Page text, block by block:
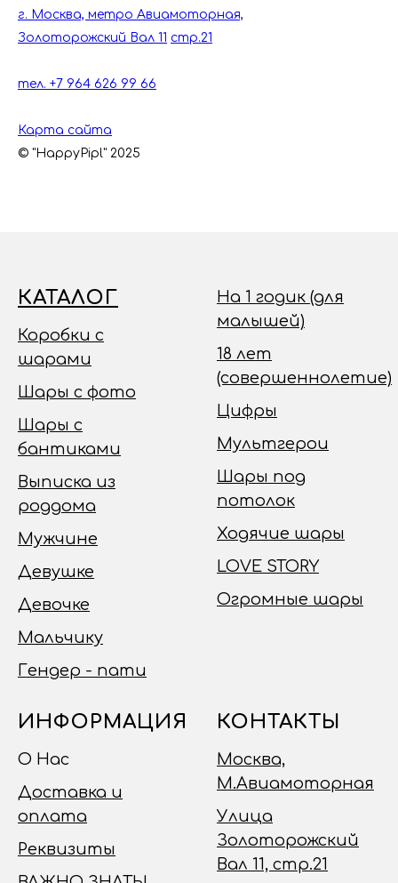
г. Москва, метро Авиамоторная,
Золоторожский Вал 11 стр.21
тел. +7 964 626 99 66
Карта сайта
© "HappyPipl" 2025
КАТАЛОГ
Коробки с
шарами
Шары с фото
Шары с
бантиками
Выписка из
роддома
Мужчине
Девушке
Девочке
Мальчику
Гендер - пати
На 1 годик (для
малышей)
18 лет
(совершеннолетие)
Цифры
Мультгерои
Шары под
потолок
Ходячие шары
LOVE STORY
Огромные шары
ИНФОРМАЦИЯ
О Нас
Доставка и
оплата
Реквизиты
КОНТАКТЫ
Москва,
М.Авиамоторная
Улица
Золоторожский
Вал 11, стр.21